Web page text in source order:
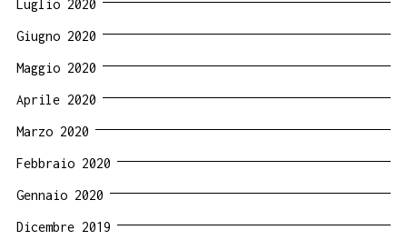
Luglio 2020
Giugno 2020
Maggio 2020
Aprile 2020
Marzo 2020
Febbraio 2020
Gennaio 2020
Dicembre 2019